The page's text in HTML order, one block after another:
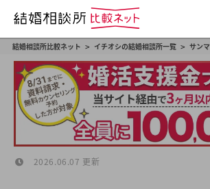
結婚相談所比較ネット > イチオシの結婚相談所一覧 > サン
2026.06.07 更新